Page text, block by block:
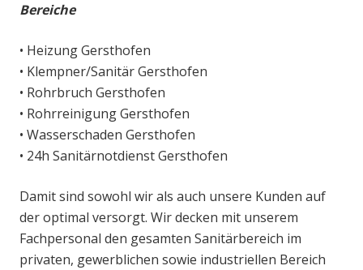
Bereiche
• Heizung Gersthofen
• Klempner/Sanitär Gersthofen
• Rohrbruch Gersthofen
• Rohrreinigung Gersthofen
• Wasserschaden Gersthofen
• 24h Sanitärnotdienst Gersthofen
Damit sind sowohl wir als auch unsere Kunden auf
der optimal versorgt. Wir decken mit unserem
Fachpersonal den gesamten Sanitärbereich im
privaten, gewerblichen sowie industriellen Bereich